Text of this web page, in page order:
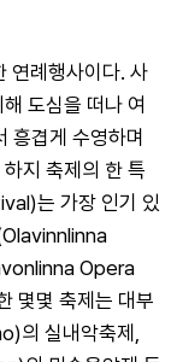
연례행사이다. 사
도심을 떠나 여
흥겹게 수영하며
지 축제의 한 특
는 가장 인기 있
Opera
몇몇 축제는 대부
의 실내악축제,